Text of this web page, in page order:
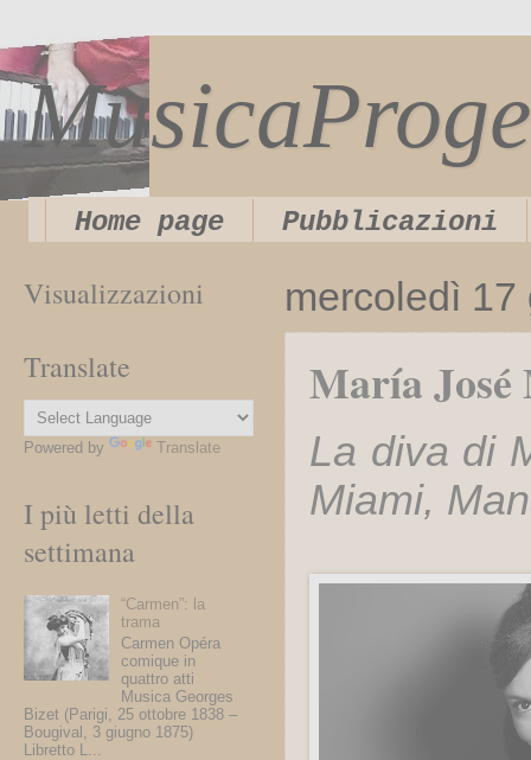
Home page Pubblicazioni
mercoledì
María
La diva di
Miami,
Visualizzazioni
Translate
Powered by Translate
I più letti della
settimana
“Carmen”: la
trama
Carmen Opéra
comique in
quattro atti
Musica Georges
Bizet (Parigi, 25 ottobre 1838 –
Bougival, 3 giugno 1875)
Libretto L...